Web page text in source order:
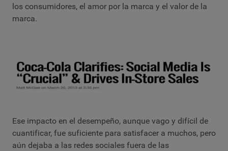
los consumidores, el amor por la marca y el valor de la
marca.
Ese impacto en el desempeño, aunque vago y difícil de
cuantificar, fue suficiente para satisfacer a muchos, pero
aún dejaba a las redes sociales fuera de las